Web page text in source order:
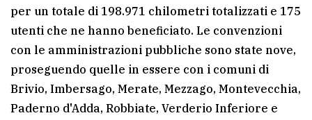
per un totale di 198.971 chilometri totalizzati e 175
utenti che ne hanno beneficiato. Le convenzioni
con le amministrazioni pubbliche sono state nove,
proseguendo quelle in essere con i comuni di
Brivio, Imbersago, Merate, Mezzago, Montevecchia,
Paderno d'Adda, Robbiate, Verderio Inferiore e